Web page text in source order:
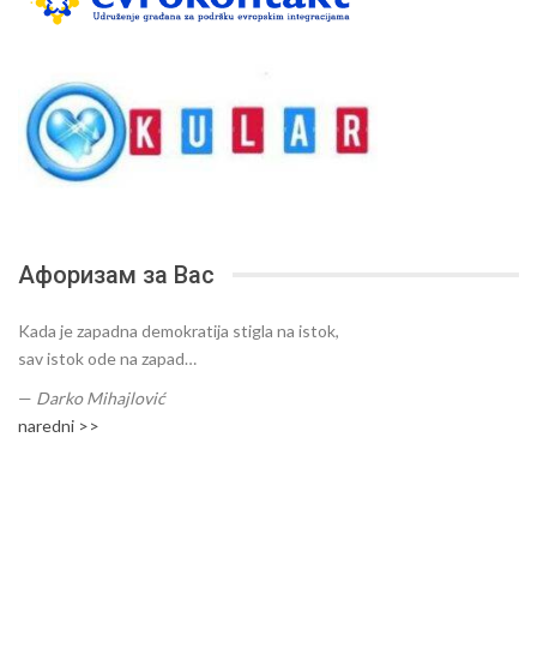
Афоризам за Вас
Kada je zapadna demokratija stigla na istok,
sav istok ode na zapad…
— Darko Mihajlović
naredni >>